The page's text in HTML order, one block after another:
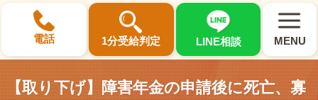
電話 1分受給判定 LINE相談 MENU
×
【取り下げ】障害年金の申請後に死亡、寡